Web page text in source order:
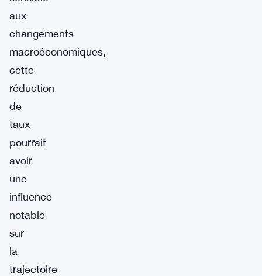
aux
changements
macroéconomiques,
cette
réduction
de
taux
pourrait
avoir
une
influence
notable
sur
la
trajectoire